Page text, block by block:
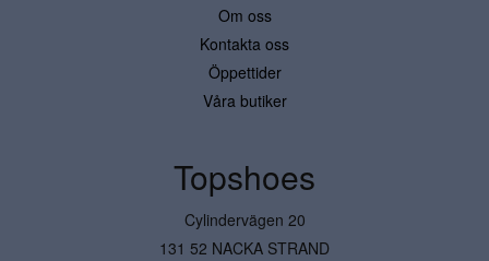
Om oss
Kontakta oss
Öppettider
Våra butiker
Topshoes
Cylindervägen 20
131 52 NACKA STRAND